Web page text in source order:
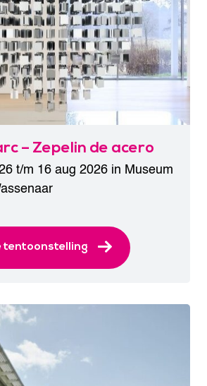
– Zepelin de acero
t/m 16 aug 2026 in Museum
tentoonstelling